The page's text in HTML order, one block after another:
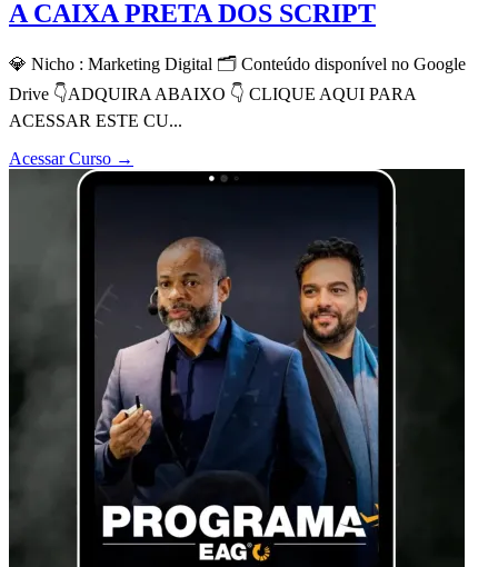
A CAIXA PRETA DOS SCRIPT
💎 Nicho : Marketing Digital 🗂 Conteúdo disponível no Google
Drive 👇ADQUIRA ABAIXO 👇 CLIQUE AQUI PARA
ACESSAR ESTE CU...
Acessar Curso →